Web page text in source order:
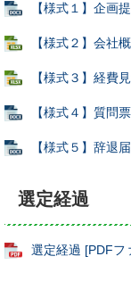
【様式１】企画
【様式２】会社
【様式３】経費
【様式４】質問
【様式５】辞退
選定経過
選定経過 [PDFフ